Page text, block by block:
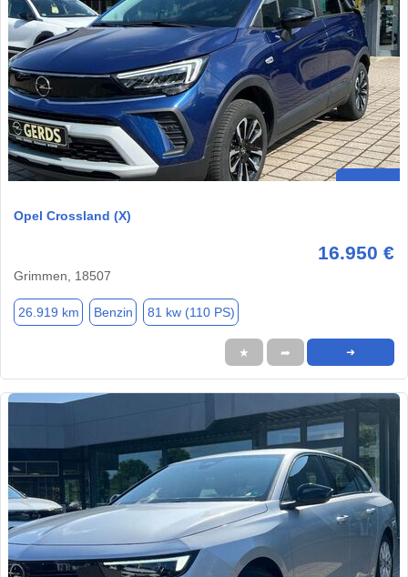
Opel Crossland (X)
16.950 €
Grimmen, 18507
26.919 km Benzin 81 kw (110 PS)
★ ➦ ➜